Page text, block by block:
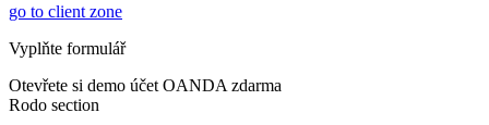
go to client zone
Vyplňte formulář
Otevřete si demo účet OANDA zdarma
Rodo section